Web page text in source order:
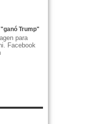
Trump"
para
Facebook